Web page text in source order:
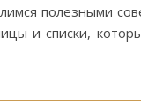
полезными
и списки,